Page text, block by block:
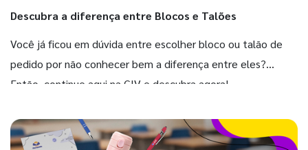
Descubra a diferença entre Blocos e Talões
Você já ficou em dúvida entre escolher bloco ou talão de
pedido por não conhecer bem a diferença entre eles?
Então, continue aqui na GIV e descubra agora!